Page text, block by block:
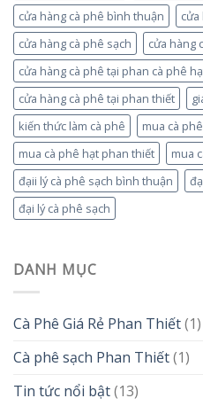
cửa hàng cà phê bình thuận
cửa hàng cà phê sạch
cửa hàng
cửa hàng cà phê tại phan cà phê
cửa hàng cà phê tại phan thiết
kiến thức làm cà phê
mua cà
mua cà phê hạt phan thiết
mua
đạii lý cà phê sạch bình thuận
đại lý cà phê sạch
DANH MỤC
Cà Phê Giá Rẻ Phan Thiết(1)
Cà phê sạch Phan Thiết(1)
Tin tức nổi bật(13)